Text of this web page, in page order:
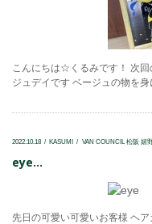
こんにちは☆くるみです！ 次
ジュデイです ベージュの物を
2022.10.18 KASUMI VAN COUNCIL 松阪 嬉
eye...
先日の可愛い可愛いお客様 ヘ